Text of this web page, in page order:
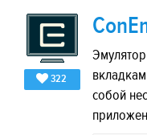
322
собой